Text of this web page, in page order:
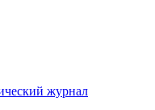
журнал